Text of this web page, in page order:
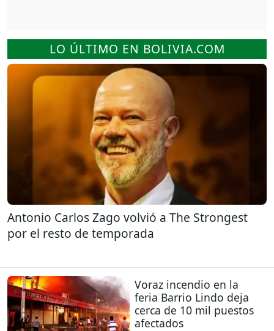
LO ÚLTIMO EN BOLIVIA.COM
Antonio Carlos Zago volvió a The Strongest
por el resto de temporada
Voraz incendio en la
feria Barrio Lindo deja
cerca de 10 mil puestos
afectados